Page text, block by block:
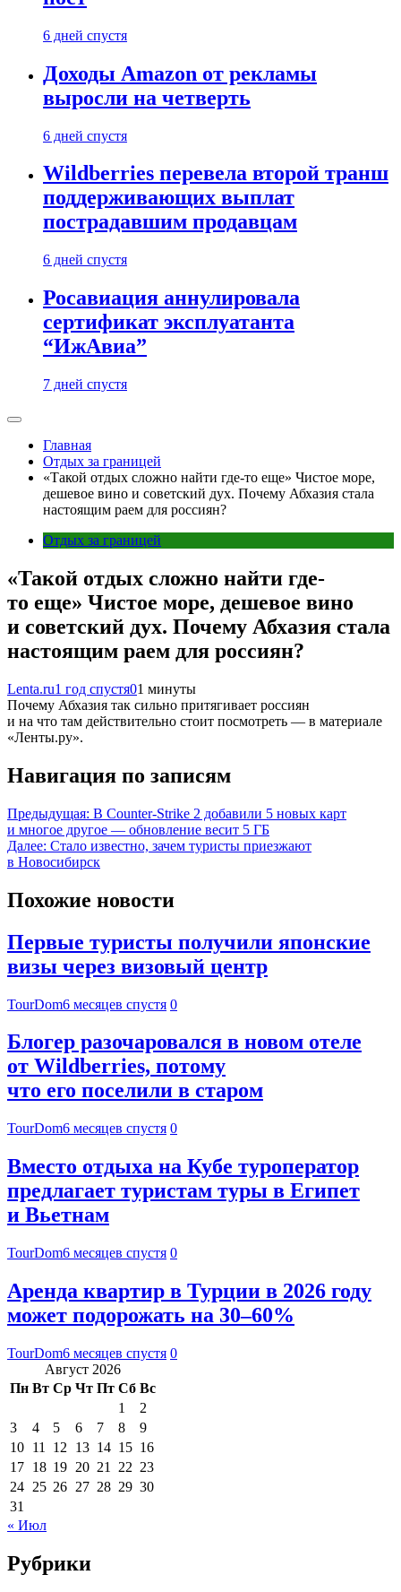
6 дней спустя
Доходы Amazon от рекламы
выросли на четверть
6 дней спустя
Wildberries перевела второй транш
поддерживающих выплат
пострадавшим продавцам
6 дней спустя
Росавиация аннулировала
сертификат эксплуатанта
“ИжАвиа”
7 дней спустя
Главная
Отдых за границей
«Такой отдых сложно найти где-то еще» Чистое море,
дешевое вино и советский дух. Почему Абхазия стала
настоящим раем для россиян?
Отдых за границей
«Такой отдых сложно найти где-
то еще» Чистое море, дешевое вино
и советский дух. Почему Абхазия стала
настоящим раем для россиян?
Lenta.ru1 год спустя01 минуты
Почему Абхазия так сильно притягивает россиян
и на что там действительно стоит посмотреть — в материале
«Ленты.ру».
Навигация по записям
Предыдущая: В Counter-Strike 2 добавили 5 новых карт
и многое другое — обновление весит 5 ГБ
Далее: Стало известно, зачем туристы приезжают
в Новосибирск
Похожие новости
Первые туристы получили японские
визы через визовый центр
TourDom6 месяцев спустя 0
Блогер разочаровался в новом отеле
от Wildberries, потому
что его поселили в старом
TourDom6 месяцев спустя 0
Вместо отдыха на Кубе туроператор
предлагает туристам туры в Египет
и Вьетнам
TourDom6 месяцев спустя 0
Аренда квартир в Турции в 2026 году
может подорожать на 30–60%
TourDom6 месяцев спустя 0
Август 2026
Пн Вт Ср Чт Пт Сб Вс
1
2
3
4 5 6 7 8
9
10 11 12 13 14 15 16
17 18 19 20 21 22 23
24 25 26 27 28 29 30
31
« Июл
Рубрики